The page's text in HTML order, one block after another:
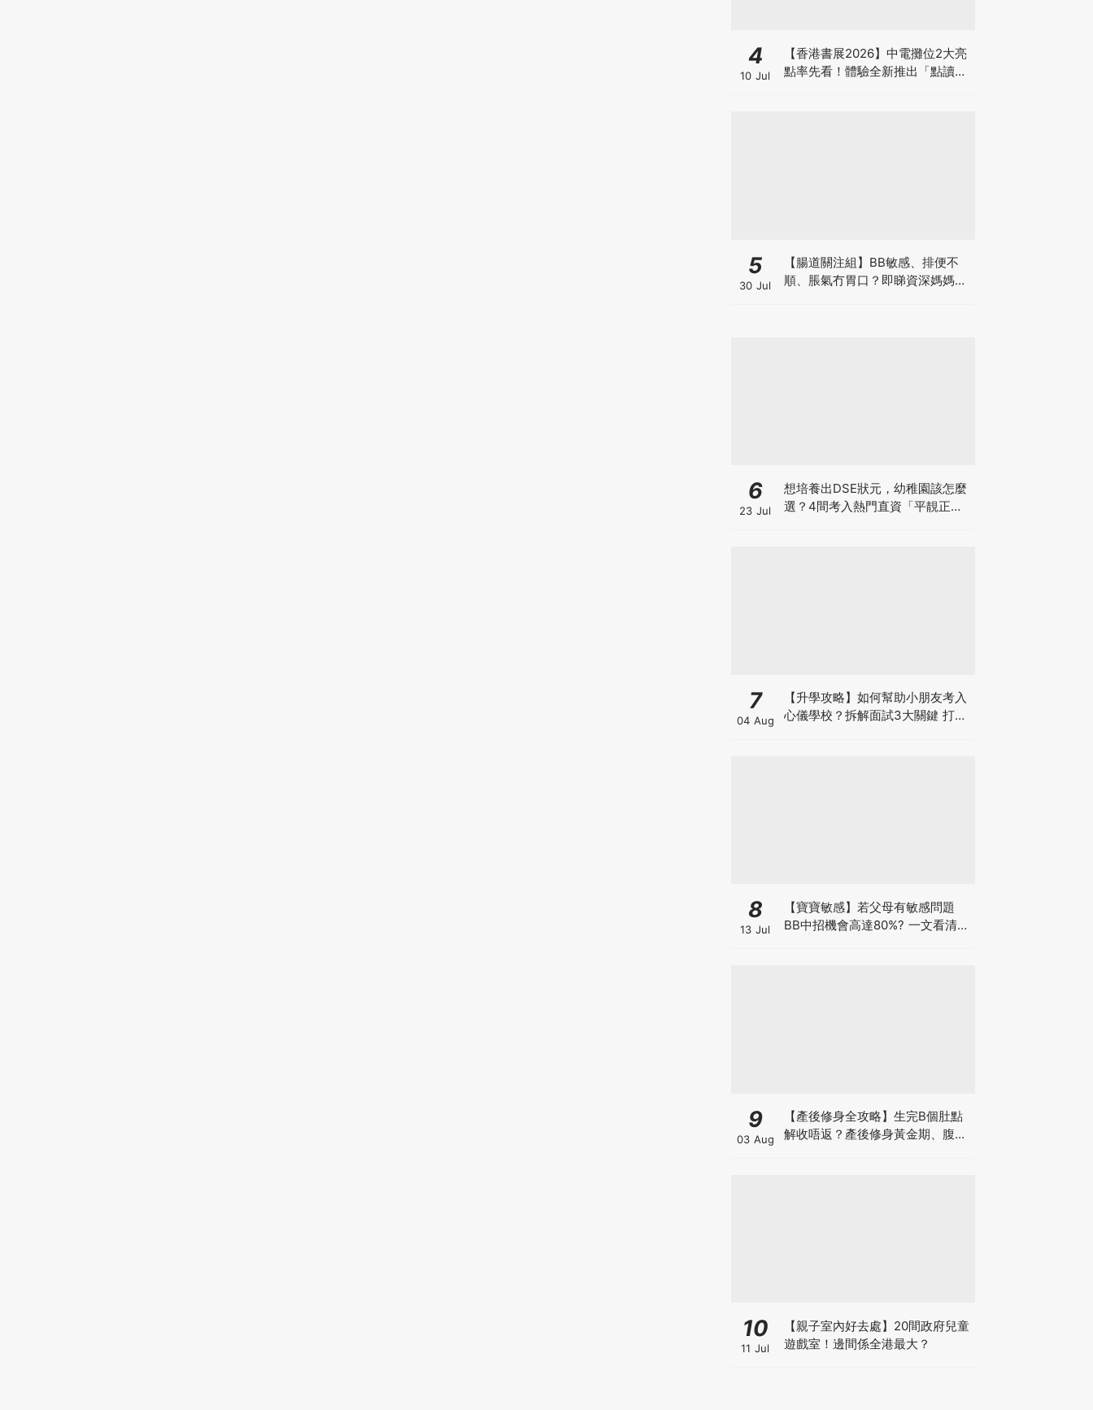
4
10 Jul
【香港書展2026】中電攤位2大亮
點率先看！體驗全新推出「點讀故
5
30 Jul
【腸道關注組】BB敏感、排便不
順、脹氣冇胃口？即睇資深媽媽分
6
23 Jul
想培養出DSE狀元，幼稚園該怎麼
選？4間考入熱門直資「平靚正」
7
04 Aug
【升學攻略】如何幫助小朋友考入
心儀學校？拆解面試3大關鍵 打好
8
13 Jul
【寶寶敏感】若父母有敏感問題
BB中招機會高達80%? 一文看清預
9
03 Aug
【產後修身全攻略】生完B個肚點
解收唔返？產後修身黃金期、腹直
10
11 Jul
【親子室內好去處】20間政府兒童
遊戲室！邊間係全港最大？